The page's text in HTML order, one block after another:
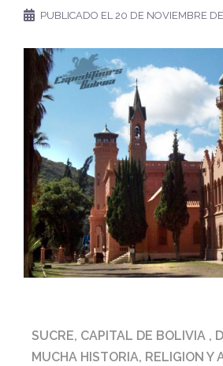
PUBLICADO EL20 DE NOVIEMBRE
SUCRE, CAPITAL DE BOLIVIA ,
MUCHA HISTORIA, RELIGION Y